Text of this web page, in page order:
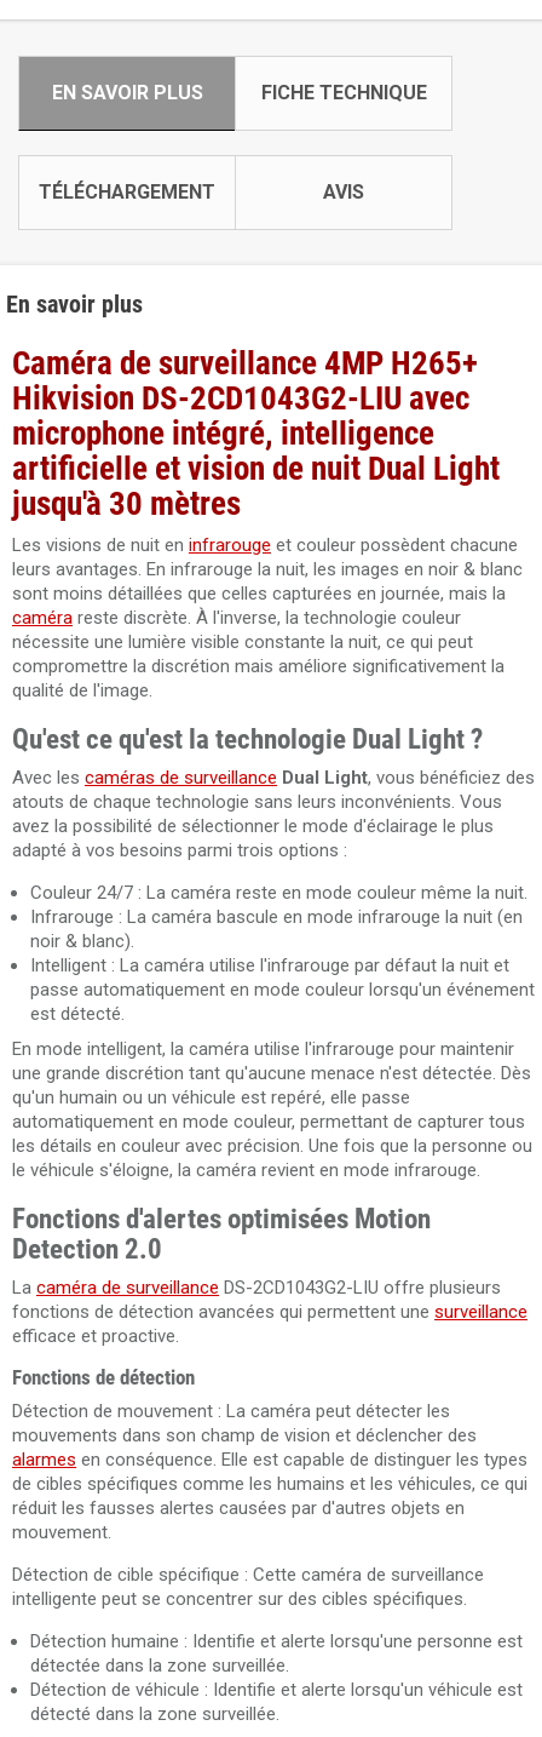
EN SAVOIR PLUS FICHE TECHNIQUE
TÉLÉCHARGEMENT AVIS
En savoir plus
Caméra de surveillance 4MP H265+
Hikvision DS-2CD1043G2-LIU avec
microphone intégré, intelligence
artificielle et vision de nuit Dual Light
jusqu'à 30 mètres
Les visions de nuit en infrarouge et couleur possèdent chacune
leurs avantages. En infrarouge la nuit, les images en noir & blanc
sont moins détaillées que celles capturées en journée, mais la
caméra reste discrète. À l'inverse, la technologie couleur
nécessite une lumière visible constante la nuit, ce qui peut
compromettre la discrétion mais améliore significativement la
qualité de l'image.
Qu'est ce qu'est la technologie Dual Light ?
Avec les caméras de surveillance Dual Light, vous bénéficiez des
atouts de chaque technologie sans leurs inconvénients. Vous
avez la possibilité de sélectionner le mode d'éclairage le plus
adapté à vos besoins parmi trois options :
Couleur 24/7 : La caméra reste en mode couleur même la nuit.
Infrarouge : La caméra bascule en mode infrarouge la nuit (en
noir & blanc).
Intelligent : La caméra utilise l'infrarouge par défaut la nuit et
passe automatiquement en mode couleur lorsqu'un événement
est détecté.
En mode intelligent, la caméra utilise l'infrarouge pour maintenir
une grande discrétion tant qu'aucune menace n'est détectée. Dès
qu'un humain ou un véhicule est repéré, elle passe
automatiquement en mode couleur, permettant de capturer tous
les détails en couleur avec précision. Une fois que la personne ou
le véhicule s'éloigne, la caméra revient en mode infrarouge.
Fonctions d'alertes optimisées Motion
Detection 2.0
La caméra de surveillance DS-2CD1043G2-LIU offre plusieurs
fonctions de détection avancées qui permettent une surveillance
efficace et proactive.
Fonctions de détection
Détection de mouvement : La caméra peut détecter les
mouvements dans son champ de vision et déclencher des
alarmes en conséquence. Elle est capable de distinguer les types
de cibles spécifiques comme les humains et les véhicules, ce qui
réduit les fausses alertes causées par d'autres objets en
mouvement.
Détection de cible spécifique : Cette caméra de surveillance
intelligente peut se concentrer sur des cibles spécifiques.
Détection humaine : Identifie et alerte lorsqu'une personne est
détectée dans la zone surveillée.
Détection de véhicule : Identifie et alerte lorsqu'un véhicule est
détecté dans la zone surveillée.